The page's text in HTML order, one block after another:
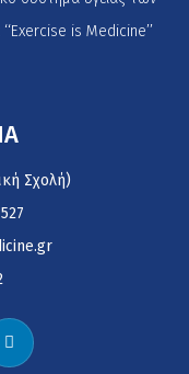
is Medicine’’
Σχολή)